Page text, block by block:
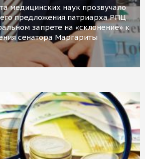
медицинских наук прозвучало
предложения патриарха РПЦ
запрете на «склонение» к
сенатора Маргариты